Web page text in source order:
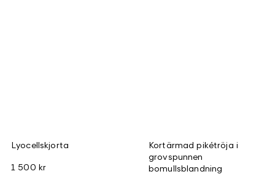
Lyocellskjorta
1 500 kr
Kortärmad pikétröja i
grovspunnen
bomullsblandning